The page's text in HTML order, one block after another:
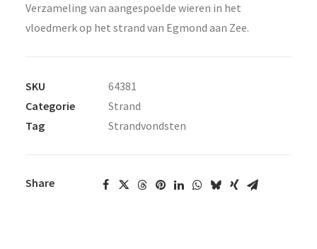
Verzameling van aangespoelde wieren in het
vloedmerk op het strand van Egmond aan Zee.
SKU
64381
Categorie
Strand
Tag
Strandvondsten
Share